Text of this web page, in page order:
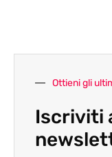
Ottieni gli
Iscriviti